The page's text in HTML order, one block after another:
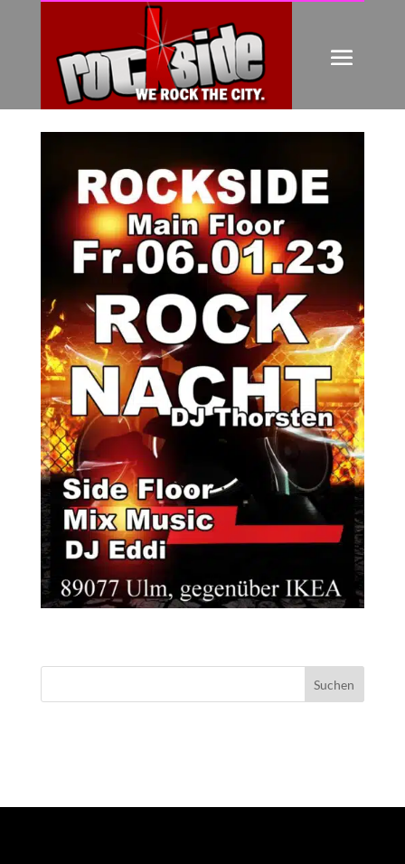
ROCK NACHT
Friedrich Hieber|Nov. 30, 2022